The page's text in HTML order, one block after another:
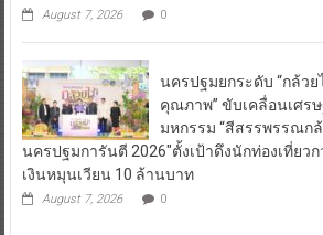
August 7, 2026 0
นครปฐมยกระดับ “กล้ว
คุณภาพ” ขับเคลื่อนเศร
มหกรรม “สีสรรพรรณก
นครปฐมการันตี 2026″ตั้งเป้าดึงนักท่องเที่ยวก
เงินหมุนเวียน 10 ล้านบาท
August 7, 2026 0